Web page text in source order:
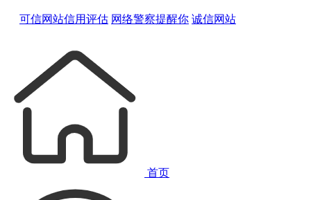
可信网站信用评估 网络警察提醒你 诚信网站
首页